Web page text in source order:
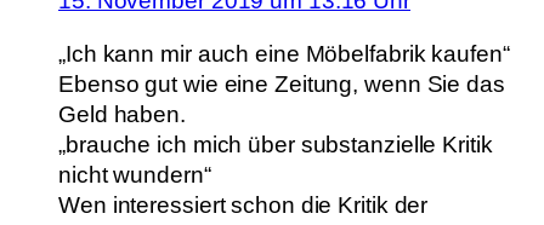
„Ich kann mir auch eine Möbelfabrik kaufen“
Ebenso gut wie eine Zeitung, wenn Sie das
Geld haben.
„brauche ich mich über substanzielle Kritik
nicht wundern“
Wen interessiert schon die Kritik der